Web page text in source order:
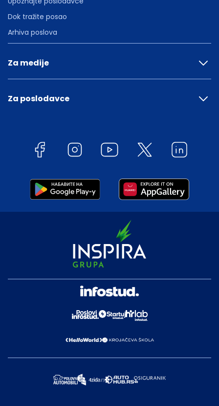
Dok tražite posao
Arhiva poslova
Za medije
Za poslodavce